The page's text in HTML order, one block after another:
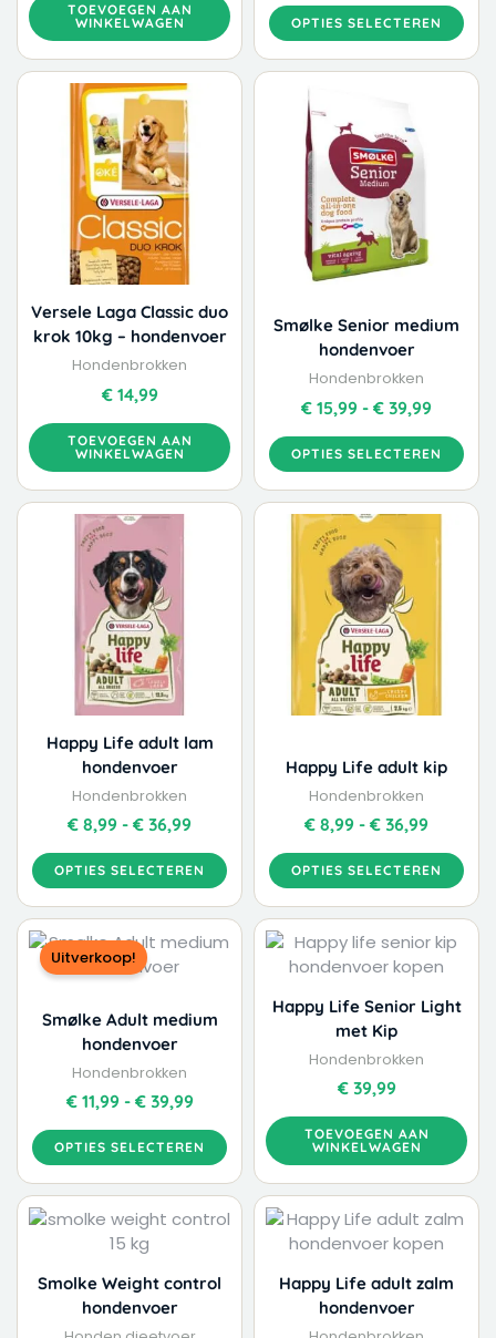
TOEVOEGEN AAN
WINKELWAGEN
OPTIES SELECTEREN
Versele Laga Classic duo
krok 10kg – hondenvoer
Hondenbrokken
€14,99
TOEVOEGEN AAN
WINKELWAGEN
Smølke Senior medium
hondenvoer
Hondenbrokken
€ 15,99 - € 39,99
OPTIES SELECTEREN
heeft
meerdere
variaties.
Deze
optie
kan
gekozen
op
de
productpagina
Happy Life adult lam
hondenvoer
Hondenbrokken
€ 8,99 - € 36,99
Prijsklasse:
OPTIES SELECTEREN
Dit
heeft
meerdere
variaties.
Deze
optie
kan
gekozen
worden
op
de
productpagina
Happy Life adult kip
Hondenbrokken
€ 8,99 - € 36,99
€ 8,99
tot
OPTIES SELECTEREN
Dit
product
heeft
meerdere
variaties.
Deze
optie
kan
gekozen
de
productpagina
Uitverkoop!
Smølke Adult medium
hondenvoer
Hondenbrokken
€11,99 - €39,99
Prijsklasse:
€ 11,99
OPTIES SELECTEREN
product
heeft
variaties.
Deze
optie
kan
gekozen
worden
op
de
productpagina
Happy Life Senior Light
met Kip
Hondenbrokken
€39,99
TOEVOEGEN AAN
WINKELWAGEN
Smolke Weight control
hondenvoer
Prijsklasse:
€ 15,99
€ 44,99
product
heeft
meerdere
variaties.
Deze
Happy Life adult zalm
hondenvoer
€ 8,99
tot
€ 36,99
product
heeft
meerdere
variaties.
Deze